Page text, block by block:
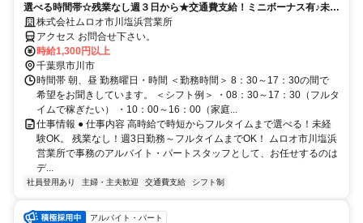
選べる時間帯☆残業なし週３日から★交通費支給！ミニボーナス有♪未経
験OK株式会社ムロオ市川塩浜営業所
アクセス お問合せ下さい。
時給1,300円以上
千葉県市川市
時間帯 朝、昼 勤務曜日・時間 ＜勤務時間＞ 8：30～17：30の間で
希望をお聞きしています。 ＜シフト例＞ ・08：30～17：30（フルタ
イムで稼ぎたい） ・10：00～16：00（家庭...
仕事情報 ● 仕事内容 高時給で時短からフルタイムまで選べる！未経
験OK。 残業なし！週3日勤務～フルタイムまでOK！ ムロオ市川塩浜
営業所で事務のアルバイト・パートスタッフとして、お任せするのは
デ...
社員登用あり 主婦・主夫歓迎 交通費支給 シフト制
アルバイト・パート